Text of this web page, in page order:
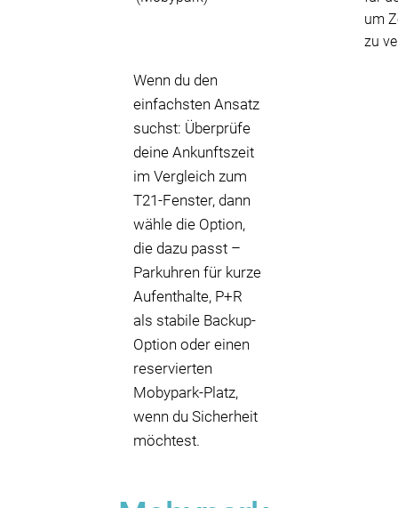
um
zu
Wenn du den
einfachsten Ansatz
suchst: Überprüfe
deine Ankunftszeit
im Vergleich zum
T21-Fenster, dann
wähle die Option,
die dazu passt –
Parkuhren für kurze
Aufenthalte, P+R
als stabile Backup-
Option oder einen
reservierten
Mobypark-Platz,
wenn du Sicherheit
möchtest.